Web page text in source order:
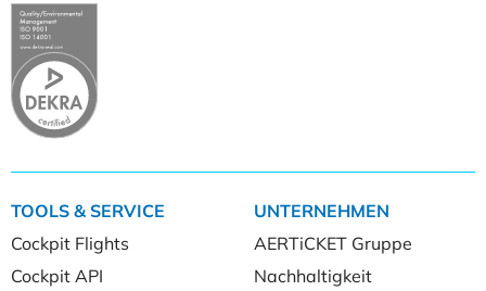
TOOLS & SERVICE
Cockpit Flights
Cockpit API
UNTERNEHMEN
AERTiCKET Gruppe
Nachhaltigkeit